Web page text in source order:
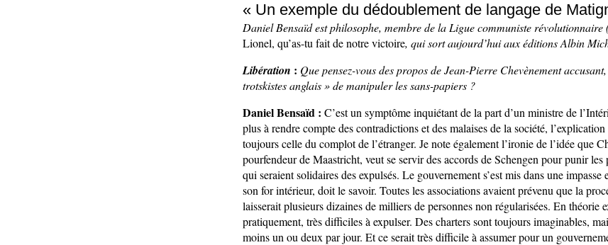
« Un exemple du dédoublement de langage de
Daniel Bensaïd est philosophe, membre de la Ligue communiste
Lionel, qu’as-tu fait de notre victoire, qui sort aujourd’hui aux éditions Albin
Libération : Que pensez-vous des propos de Jean-Pierre Chevènement
trotskistes anglais » de manipuler les sans-papiers ?
Daniel Bensaïd : C’est un symptôme inquiétant de la part d’un ministre de
plus à rendre compte des contradictions et des malaises de la société,
toujours celle du complot de l’étranger. Je note également l’ironie de l’idée que
pourfendeur de Maastricht, veut se servir des accords de Schengen pour punir les
qui seraient solidaires des expulsés. Le gouvernement s’est mis dans une impasse
son for intérieur, doit le savoir. Toutes les associations avaient prévenu que la
laisserait plusieurs dizaines de milliers de personnes non régularisées. En théorie
pratiquement, très difficiles à expulser. Des charters sont toujours imaginables,
moins un ou deux par jour. Et ce serait très difficile à assumer pour un